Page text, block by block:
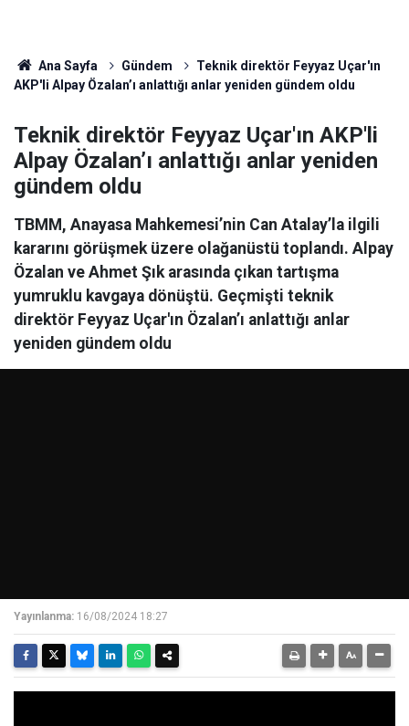
Ana Sayfa Gündem
Teknik direktör Feyyaz Uçar'ın
AKP'li Alpay Özalan’ı anlattığı anlar yeniden gündem oldu
Teknik direktör Feyyaz Uçar'ın AKP'li
Alpay Özalan’ı anlattığı anlar yeniden
gündem oldu
TBMM, Anayasa Mahkemesi’nin Can Atalay’la ilgili
kararını görüşmek üzere olağanüstü toplandı. Alpay
Özalan ve Ahmet Şık arasında çıkan tartışma
yumruklu kavgaya dönüştü. Geçmişti teknik
direktör Feyyaz Uçar'ın Özalan’ı anlattığı anlar
yeniden gündem oldu
Yayınlanma: 16/08/2024 18:27